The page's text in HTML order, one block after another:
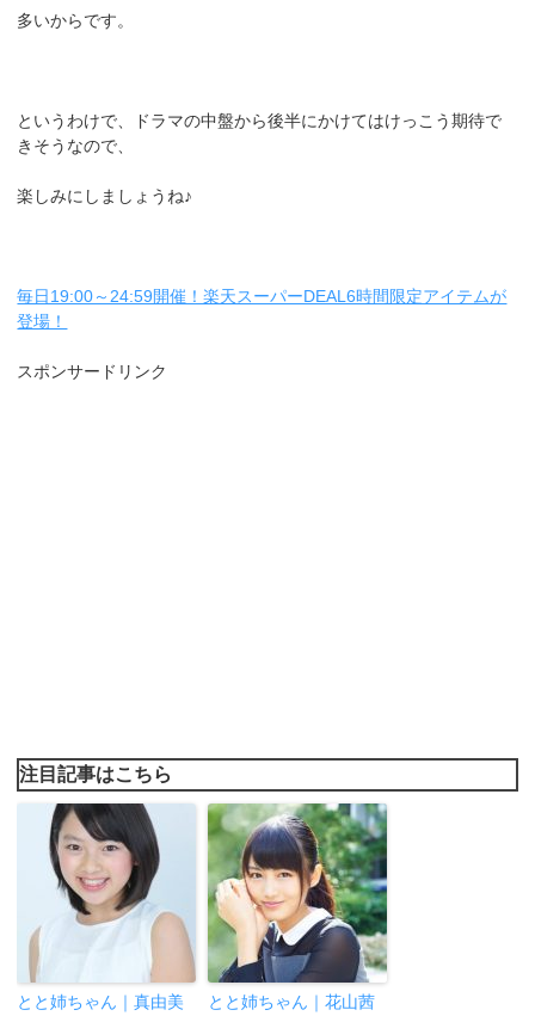
多いからです。
というわけで、ドラマの中盤から後半にかけてはけっこう期待で
きそうなので、
楽しみにしましょうね♪
毎日19:00～24:59開催！楽天スーパーDEAL6時間限定アイテムが
登場！
スポンサードリンク
注目記事はこちら
とと姉ちゃん｜真由美
とと姉ちゃん｜花山茜